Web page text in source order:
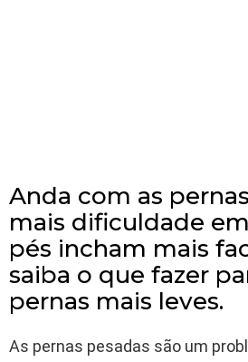
Anda com as
mais dificuldade
pés incham mais
saiba o que fazer
pernas mais leves.
As pernas pesadas são um